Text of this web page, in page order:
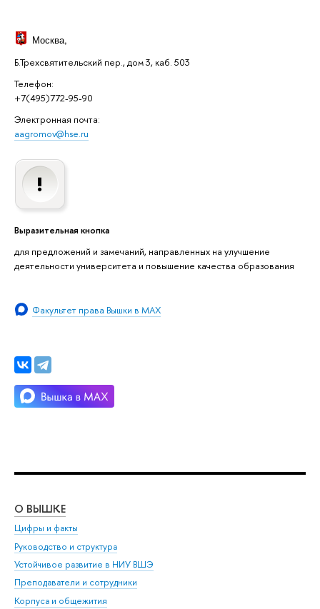
Москва,
Б.Трехсвятительский пер., дом 3, каб. 503
Телефон:
+7(495)772-95-90
Электронная почта:
aagromov@hse.ru
Выразительная кнопка
для предложений и замечаний, направленных на улучшение
деятельности университета и повышение качества образования
Факультет права Вышки в MAX
О ВЫШКЕ
Цифры и факты
Руководство и структура
Устойчивое развитие в НИУ ВШЭ
Преподаватели и сотрудники
Корпуса и общежития